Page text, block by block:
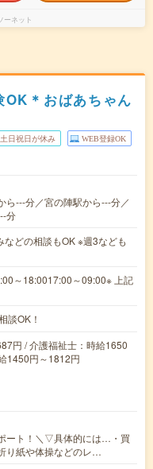
ーネット
＊おばあちゃん
土日祝日が休み WEB登録OK
ら---分／宮の陣駅から---分／
分
どの相談もOK ※週3なども
～18:0017:00～09:00※ 上記
談OK！
円 / 介護福祉士：時給1650
1450円～1812円
ート！＼▽具体的には…・買
り紙や体操などのレ…